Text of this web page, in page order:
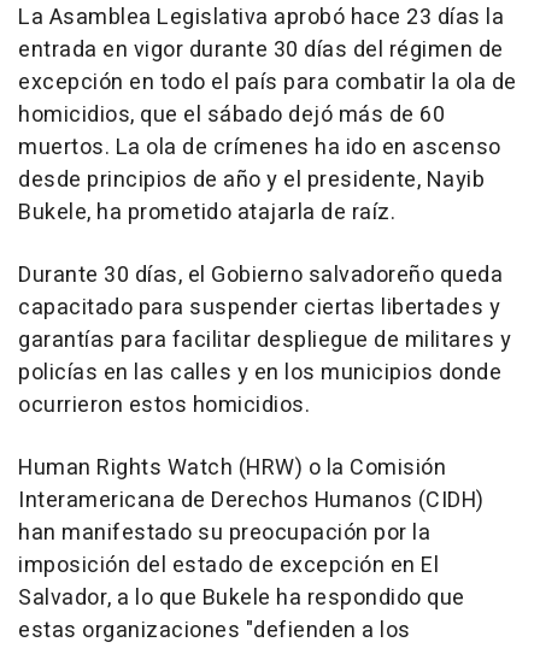
La Asamblea Legislativa aprobó hace 23 días la
entrada en vigor durante 30 días del régimen de
excepción en todo el país para combatir la ola de
homicidios, que el sábado dejó más de 60
muertos. La ola de crímenes ha ido en ascenso
desde principios de año y el presidente, Nayib
Bukele, ha prometido atajarla de raíz.
Durante 30 días, el Gobierno salvadoreño queda
capacitado para suspender ciertas libertades y
garantías para facilitar despliegue de militares y
policías en las calles y en los municipios donde
ocurrieron estos homicidios.
Human Rights Watch (HRW) o la Comisión
Interamericana de Derechos Humanos (CIDH)
han manifestado su preocupación por la
imposición del estado de excepción en El
Salvador, a lo que Bukele ha respondido que
estas organizaciones "defienden a los